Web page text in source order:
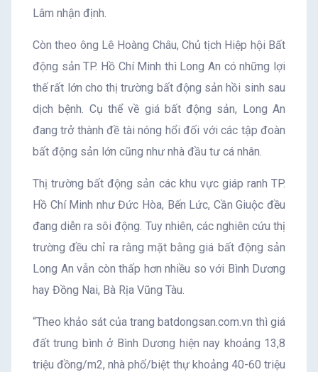
Lâm nhận định.
Còn theo ông Lê Hoàng Châu, Chủ tịch Hiệp hội Bất
động sản TP. Hồ Chí Minh thì Long An có những lợi
thế rất lớn cho thị trường bất động sản hồi sinh sau
dịch bệnh. Cụ thể về giá bất động sản, Long An
đang trở thành đề tài nóng hổi đối với các tập đoàn
bất động sản lớn cũng như nhà đầu tư cá nhân.
Thị trường bất động sản các khu vực giáp ranh TP.
Hồ Chí Minh như Đức Hòa, Bến Lức, Cần Giuộc đều
đang diễn ra sôi động. Tuy nhiên, các nghiên cứu thị
trường đều chỉ ra rằng mặt bằng giá bất động sản
Long An vẫn còn thấp hơn nhiều so với Bình Dương
hay Đồng Nai, Bà Rịa Vũng Tàu.
“Theo khảo sát của trang batdongsan.com.vn thì giá
đất trung bình ở Bình Dương hiện nay khoảng 13,8
triệu đồng/m2, nhà phố/biệt thự khoảng 40-60 triệu